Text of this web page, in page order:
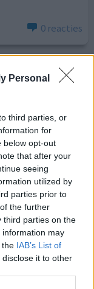
Personal
third parties, or
for
below opt-out
that after your
seeing
utilized by
parties prior to
the further
third parties on the
information may
the IAB’s List of
it to other
0 reacties
Helpt
het een succes
0 reacties